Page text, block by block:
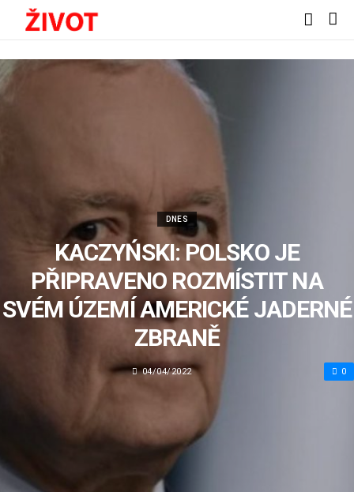
DNES
KACZYŃSKI: POLSKO JE
PŘIPRAVENO ROZMÍSTIT NA
SVÉM ÚZEMÍ AMERICKÉ JADERNÉ
ZBRANĚ
04/04/2022 0